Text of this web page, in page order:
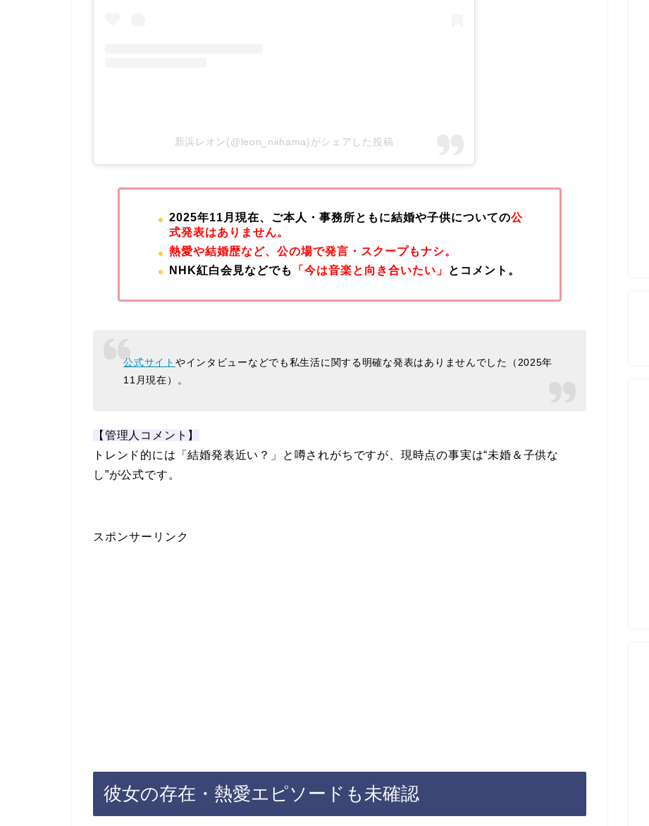
新浜レオン(@leon_niihama)がシェアした投稿
2025年11月現在、ご本人・事務所ともに結婚や子供についての公
式発表はありません。
熱愛や結婚歴など、公の場で発言・スクープもナシ。
NHK紅白会見などでも
「今は音楽と向き合いたい」 とコメント。
公式サイト やインタビューなどでも私生活に関する明確な発表はありませんでした（2025年
11月現在）。
【管理人コメント】
トレンド的には「結婚発表近い？」と噂されがちですが、現時点の事実は“未婚＆子供な
し”が公式です。
スポンサーリンク
彼女の存在・熱愛エピソードも未確認